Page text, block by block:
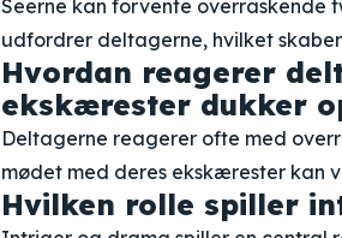
Seerne kan forvente overraskende
udfordrer deltagerne, hvilket
Hvordan reagerer
ekskærester dukker
Deltagerne reagerer ofte med
mødet med deres ekskærester kan
Hvilken rolle spiller